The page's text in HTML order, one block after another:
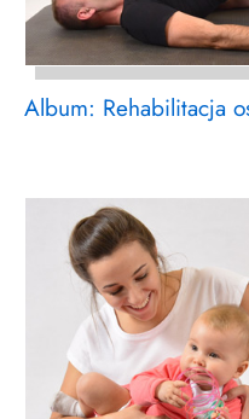
Album: Rehabilitacja